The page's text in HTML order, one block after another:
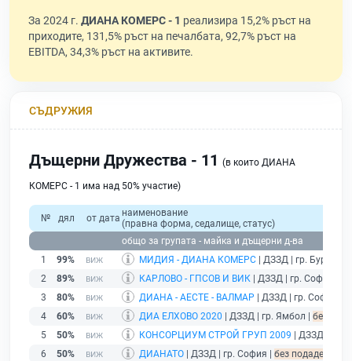
За 2024 г. ДИАНА КОМЕРС - 1 реализира 15,2% ръст на
приходите, 131,5% ръст на печалбата, 92,7% ръст на
EBITDA, 34,3% ръст на активите.
СЪДРУЖИЯ
Дъщерни Дружества - 11 (в които ДИАНА
КОМЕРС - 1 има над 50% участие)
№ дял от дата наименование
(правна форма, седалище, статус)
общо за групата - майка и дъщерни д-ва
1
99% МИДИЯ - ДИАНА КОМЕРС | ДЗЗД | гр. Бургас |
2
89% КАРЛОВО - ГПСОВ И ВИК | ДЗЗД | гр. София |
3
80% ДИАНА - АЕСТЕ - ВАЛМАР | ДЗЗД | гр. София |
4
60% ДИА ЕЛХОВО 2020 | ДЗЗД | гр. Ямбол | без
5
50% КОНСОРЦИУМ СТРОЙ ГРУП 2009 | ДЗЗД | гр.
6
50% ДИАНАТО | ДЗЗД | гр. София | без подаден